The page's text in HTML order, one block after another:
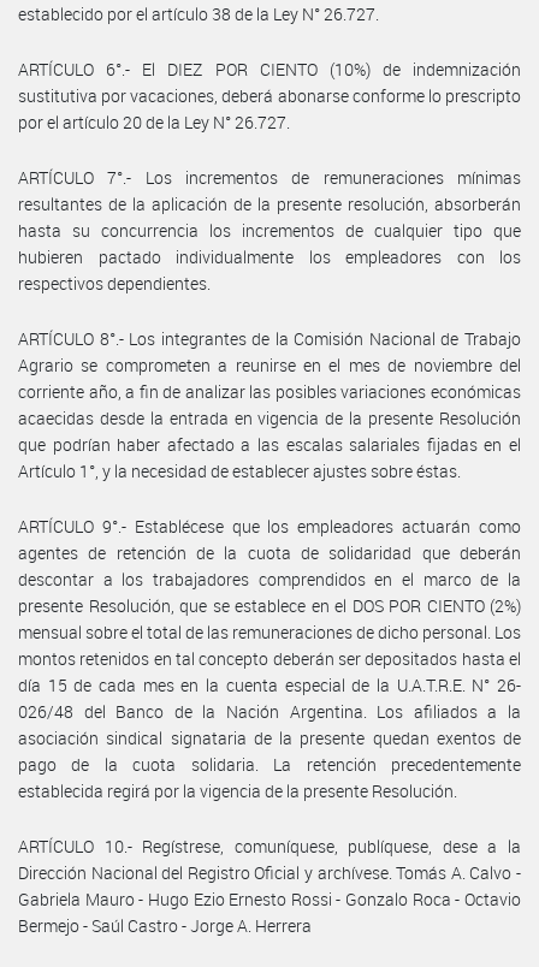
establecido por el artículo 38 de la Ley N° 26.727.
ARTÍCULO 6°.- El DIEZ POR CIENTO (10%) de indemnización
sustitutiva por vacaciones, deberá abonarse conforme lo prescripto
por el artículo 20 de la Ley N° 26.727.
ARTÍCULO 7°.- Los incrementos de remuneraciones mínimas
resultantes de la aplicación de la presente resolución, absorberán
hasta su concurrencia los incrementos de cualquier tipo que
hubieren pactado individualmente los empleadores con los
respectivos dependientes.
ARTÍCULO 8°.- Los integrantes de la Comisión Nacional de Trabajo
Agrario se comprometen a reunirse en el mes de noviembre del
corriente año, a fin de analizar las posibles variaciones económicas
acaecidas desde la entrada en vigencia de la presente Resolución
que podrían haber afectado a las escalas salariales fijadas en el
Artículo 1°, y la necesidad de establecer ajustes sobre éstas.
ARTÍCULO 9°.- Establécese que los empleadores actuarán como
agentes de retención de la cuota de solidaridad que deberán
descontar a los trabajadores comprendidos en el marco de la
presente Resolución, que se establece en el DOS POR CIENTO (2%)
mensual sobre el total de las remuneraciones de dicho personal. Los
montos retenidos en tal concepto deberán ser depositados hasta el
día 15 de cada mes en la cuenta especial de la U.A.T.R.E. N° 26-
026/48 del Banco de la Nación Argentina. Los afiliados a la
asociación sindical signataria de la presente quedan exentos de
pago de la cuota solidaria. La retención precedentemente
establecida regirá por la vigencia de la presente Resolución.
ARTÍCULO 10.- Regístrese, comuníquese, publíquese, dese a la
Dirección Nacional del Registro Oficial y archívese. Tomás A. Calvo -
Gabriela Mauro - Hugo Ezio Ernesto Rossi - Gonzalo Roca - Octavio
Bermejo - Saúl Castro - Jorge A. Herrera